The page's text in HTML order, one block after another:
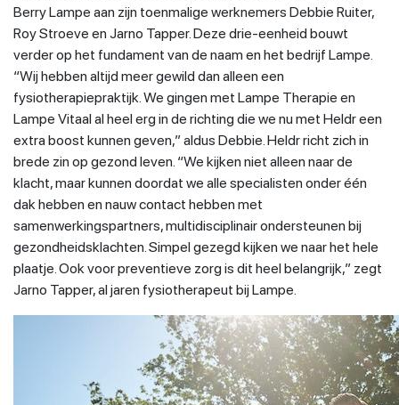
Berry Lampe aan zijn toenmalige werknemers Debbie Ruiter,
Roy Stroeve en Jarno Tapper. Deze drie-eenheid bouwt
verder op het fundament van de naam en het bedrijf Lampe.
“Wij hebben altijd meer gewild dan alleen een
fysiotherapiepraktijk. We gingen met Lampe Therapie en
Lampe Vitaal al heel erg in de richting die we nu met Heldr een
extra boost kunnen geven,” aldus Debbie. Heldr richt zich in
brede zin op gezond leven. “We kijken niet alleen naar de
klacht, maar kunnen doordat we alle specialisten onder één
dak hebben en nauw contact hebben met
samenwerkingspartners, multidisciplinair ondersteunen bij
gezondheidsklachten. Simpel gezegd kijken we naar het hele
plaatje. Ook voor preventieve zorg is dit heel belangrijk,” zegt
Jarno Tapper, al jaren fysiotherapeut bij Lampe.